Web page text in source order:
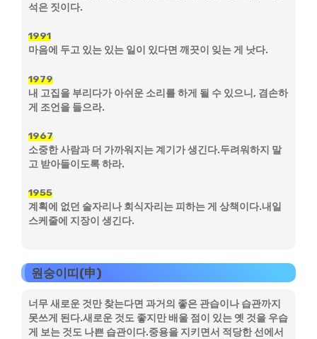
석은 짓이다.
1991
마음에 두고 있는 있는 일이 있다면 깨끗이 잊는 게 낫다.
1979
내 고집을 부리다가 아쉬운 소리를 하게 될 수 있으니, 겸손하
게 조언을 들으라.
1967
소중한 사람과 더 가까워지는 계기가 생긴다.두려워하지 말
고 받아들이도록 하라.
1955
계획에 없던 술자리나 회식자리는 피하는 게 상책이다.내일
스케줄에 지장이 생긴다.
원숭이띠(申)
너무 새로운 것만 찾는다면 과거의 좋은 관습이나 습관까지
못쓰게 된다.새로운 것도 좋지만 배울 점이 있는 옛 것을 우습
게 보는 것도 나쁜 습관이다.중용을 지키면서 적당한 선에서